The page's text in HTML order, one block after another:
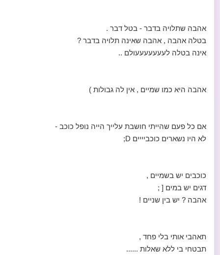
אהבה שתלויה בדבר - בטל דבר .
בטלה אהבה , אהבה שאינה תלויה בדבר ?
אינה בטלה לעעעעעעעולם ..
אהבה היא כמו שמיים , אין לה גבולות )
אם כל פעם שהייתי חושבת עלייך הייה נופל כוכב -
לא היו נשארים כוכביייים D;
כוכבים יש בשמיים ,
דגים יש במים [ ;
אהבה ? יש בין שניים !
תאהבי אותי בלי פחד ,
תבטחי בי ללא שאלות ......